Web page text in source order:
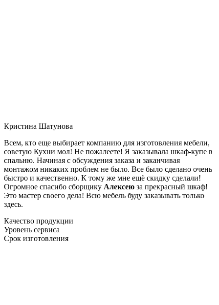
Кристина Шатунова
Всем, кто еще выбирает компанию для изготовления мебели,
советую Кухни мол! Не пожалеете! Я заказывала шкаф-купе в
спальню. Начиная с обсуждения заказа и заканчивая
монтажом никаких проблем не было. Все было сделано очень
быстро и качественно. К тому же мне ещё скидку сделали!
Огромное спасибо сборщику Алексею за прекрасный шкаф!
Это мастер своего дела! Всю мебель буду заказывать только
здесь.
Качество продукции
Уровень сервиса
Срок изготовления